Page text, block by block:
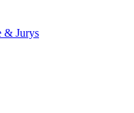
& Jurys